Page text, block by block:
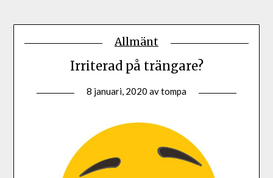
Allmänt
Irriterad på trängare?
8 januari, 2020 avtompa